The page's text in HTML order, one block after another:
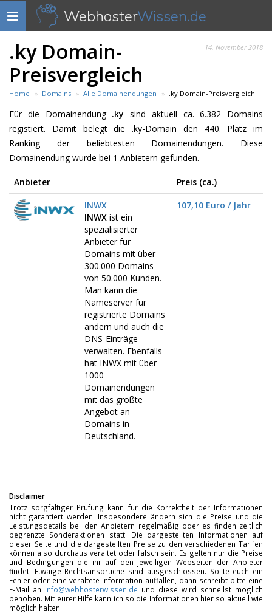
Navigation
anzeigen
WebhosterWissen.de
14. November 2018
.ky Domain-
Preisvergleich
Home Domains Alle Domainendungen .ky Domain-Preisvergleich
Für die Domainendung .ky sind aktuell ca. 6.382 Domains
registiert. Damit belegt die .ky-Domain den 440. Platz im
Ranking der beliebtesten Domainendungen. Diese
Domainendung wurde bei 1 Anbietern gefunden.
Anbieter
Preis (ca.)
INWX
INWX ist ein
spezialisierter
Anbieter für
Domains mit über
300.000 Domains
von 50.000 Kunden.
Man kann die
Nameserver für
registrierte Domains
ändern und auch die
DNS-Einträge
verwalten. Ebenfalls
hat INWX mit über
1000
Domainendungen
mit das größte
Angebot an
Domains in
Deutschland.
107,10 Euro / Jahr
Disclaimer
Trotz sorgfältiger Prüfung kann für die Korrektheit der Informationen
nicht garantiert werden. Insbesondere ändern sich die Preise und die
Leistungsdetails bei den Anbietern regelmäßig oder es finden zeitlich
begrenzte Sonderaktionen statt. Die dargestellten Informationen auf
dieser Seite und die dargestellten Preise zu den verschiedenen Tarifen
können also durchaus veraltet oder falsch sein. Es gelten nur die Preise
und Bedingungen die ihr auf den jeweiligen Webseiten der Anbieter
findet. Etwaige Rechtsansprüche sind ausgeschlossen. Sollte euch ein
Fehler oder eine veraltete Information auffallen, dann schreibt bitte eine
E-Mail an info@webhosterwissen.de und diese wird schnellst möglich
behoben. Mit eurer Hilfe kann ich so die Informationen hier so aktuell wie
möglich halten.